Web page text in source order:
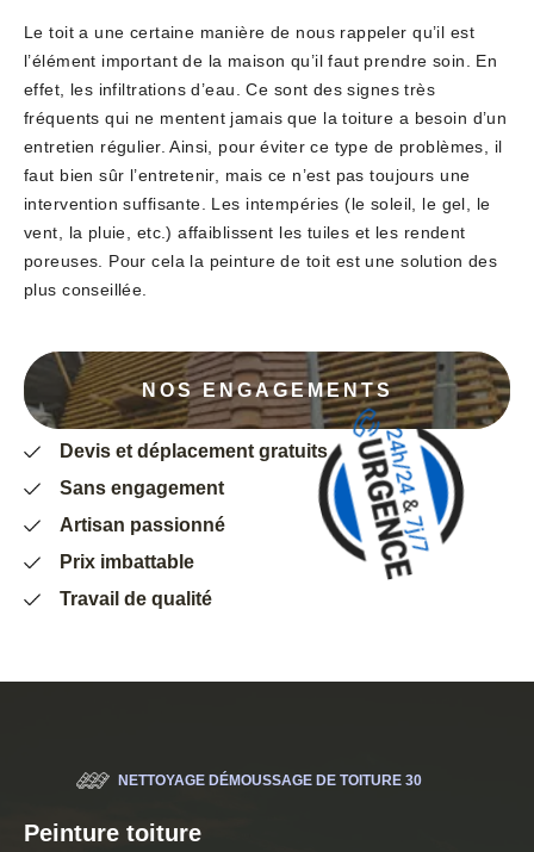
Le toit a une certaine manière de nous rappeler qu’il est
l’élément important de la maison qu’il faut prendre soin. En
effet, les infiltrations d’eau. Ce sont des signes très
fréquents qui ne mentent jamais que la toiture a besoin d’un
entretien régulier. Ainsi, pour éviter ce type de problèmes, il
faut bien sûr l’entretenir, mais ce n’est pas toujours une
intervention suffisante. Les intempéries (le soleil, le gel, le
vent, la pluie, etc.) affaiblissent les tuiles et les rendent
poreuses. Pour cela la peinture de toit est une solution des
plus conseillée.
NOS ENGAGEMENTS
Devis et déplacement gratuits
Sans engagement
Artisan passionné
Prix imbattable
Travail de qualité
NETTOYAGE DÉMOUSSAGE DE TOITURE 30
Peinture toiture